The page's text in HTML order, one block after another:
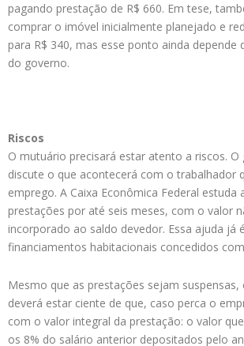
pagando prestação de R$ 660. Em tese,
comprar o imóvel inicialmente planejado e
para R$ 340, mas esse ponto ainda depende
do governo.
Riscos
O mutuário precisará estar atento a riscos. O
discute o que acontecerá com o trabalhador
emprego. A Caixa Econômica Federal estuda
prestações por até seis meses, com o valor
incorporado ao saldo devedor. Essa ajuda já
financiamentos habitacionais concedidos
Mesmo que as prestações sejam
deverá estar ciente de que, caso perca o
com o valor integral da prestação: o valor
os 8% do salário anterior depositados pelo